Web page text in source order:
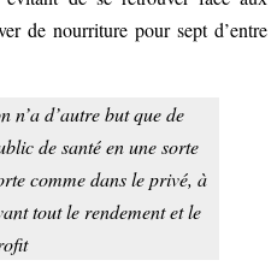
de nourriture pour sept d’entre
d’autre but que de
de santé en une sorte
comme dans le privé, à
tout le rendement et le